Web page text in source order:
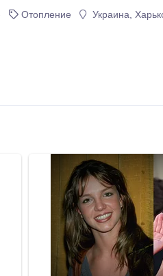
Отопление Украина,